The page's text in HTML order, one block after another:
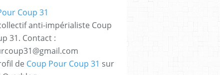
anti-impérialiste Coup
31. Contact :
de Coup Pour Coup 31 sur